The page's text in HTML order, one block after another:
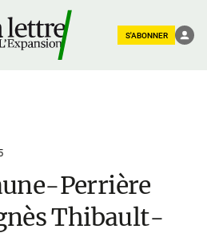
S'ABONNER
Perrière
Thibault-